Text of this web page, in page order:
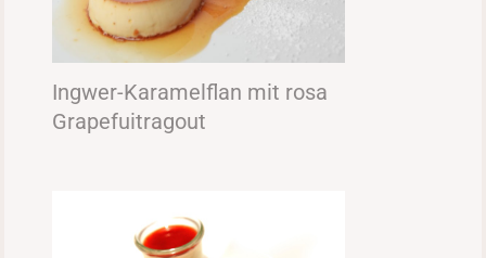
Ingwer-Karamelflan mit rosa
Grapefuitragout